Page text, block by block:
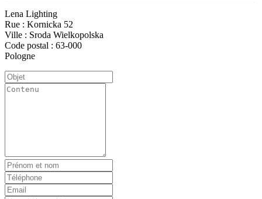
Lena Lighting
Rue : Kornicka 52
Ville : Sroda Wielkopolska
Code postal : 63-000
Pologne